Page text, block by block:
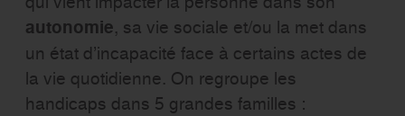
autonomie, sa vie sociale et/ou la met dans
un état d’incapacité face à certains actes de
la vie quotidienne. On regroupe les
handicaps dans 5 grandes familles :